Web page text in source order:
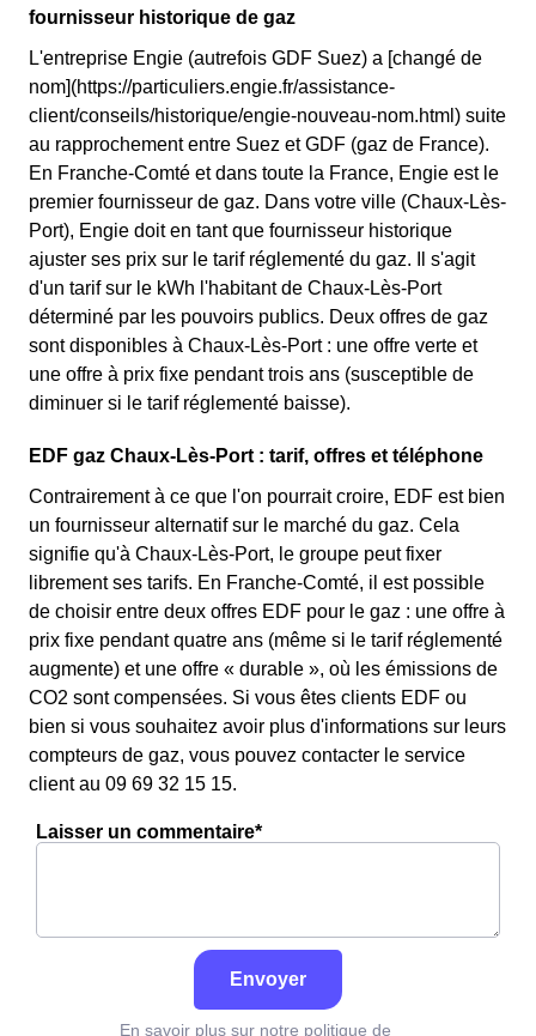
fournisseur historique de gaz
L'entreprise Engie (autrefois GDF Suez) a [changé de
nom](https://particuliers.engie.fr/assistance-
client/conseils/historique/engie-nouveau-nom.html) suite
au rapprochement entre Suez et GDF (gaz de France).
En Franche-Comté et dans toute la France, Engie est le
premier fournisseur de gaz. Dans votre ville (Chaux-Lès-
Port), Engie doit en tant que fournisseur historique
ajuster ses prix sur le tarif réglementé du gaz. Il s'agit
d'un tarif sur le kWh l'habitant de Chaux-Lès-Port
déterminé par les pouvoirs publics. Deux offres de gaz
sont disponibles à Chaux-Lès-Port : une offre verte et
une offre à prix fixe pendant trois ans (susceptible de
diminuer si le tarif réglementé baisse).
EDF gaz Chaux-Lès-Port : tarif, offres et téléphone
Contrairement à ce que l'on pourrait croire, EDF est bien
un fournisseur alternatif sur le marché du gaz. Cela
signifie qu'à Chaux-Lès-Port, le groupe peut fixer
librement ses tarifs. En Franche-Comté, il est possible
de choisir entre deux offres EDF pour le gaz : une offre à
prix fixe pendant quatre ans (même si le tarif réglementé
augmente) et une offre « durable », où les émissions de
CO2 sont compensées. Si vous êtes clients EDF ou
bien si vous souhaitez avoir plus d'informations sur leurs
compteurs de gaz, vous pouvez contacter le service
client au 09 69 32 15 15.
Laisser un commentaire*
Envoyer
En savoir plus sur notre politique de